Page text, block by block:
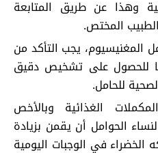
وهذا عن طريق المتابعة
المختص.
المغنيسيوم، يجب التأكد من
للحصول على تشخيص دقيق
للحامل.
الغذائية وبالأخص
الحوامل أن يقمن بزيادة
الخضراء في الوجبات اليومية